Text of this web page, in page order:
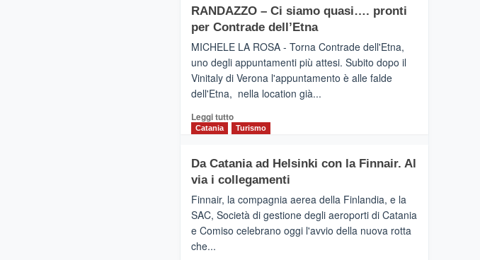
SUMMER
BOOK
CLUB
VIAGRANDE
(Ct)
–
presenta
“Vino
&
2026”.
Le
dell’enoturismo
sull’Etna
RANDAZZO – Ci siamo quasi…. pronti
per Contrade dell’Etna
MICHELE LA ROSA - Torna Contrade dell'Etna,
uno degli appuntamenti più attesi. Subito dopo il
Vinitaly di Verona l'appuntamento è alle falde
dell'Etna, nella location già...
Leggi tuttoLeggi
di
RANDAZZO
–
siamo
quasi….
pronti
Catania Turismo
Da Catania ad Helsinki con la Finnair. Al
via i collegamenti
Finnair, la compagnia aerea della Finlandia, e la
SAC, Società di gestione degli aeroporti di Catania
e Comiso celebrano oggi l'avvio della nuova rotta
che...